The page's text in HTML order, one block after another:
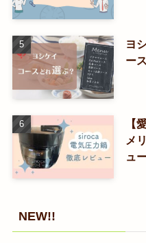
ヨ
ー
【
メ
ュ
NEW!!